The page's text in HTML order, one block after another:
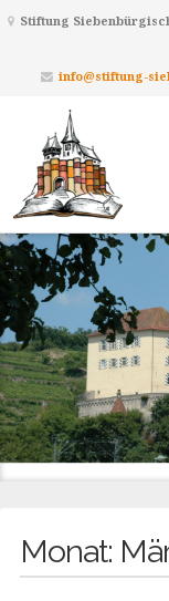
Stiftung
info@stiftung-
Monat: